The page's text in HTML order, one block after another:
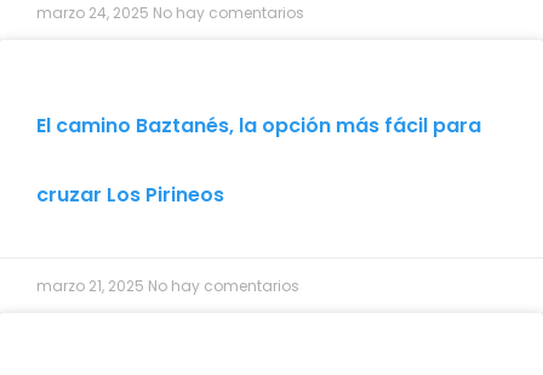
marzo 24, 2025 No hay comentarios
El camino Baztanés, la opción más fácil para
cruzar Los Pirineos
marzo 21, 2025 No hay comentarios